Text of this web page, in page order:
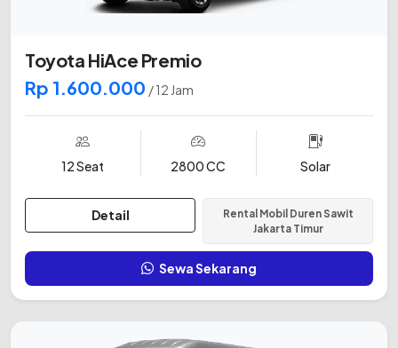
Toyota HiAce Premio
Rp 1.600.000 / 12 Jam
12 Seat 2800 CC Solar
Detail
Rental Mobil Duren Sawit
Jakarta Timur
Sewa Sekarang